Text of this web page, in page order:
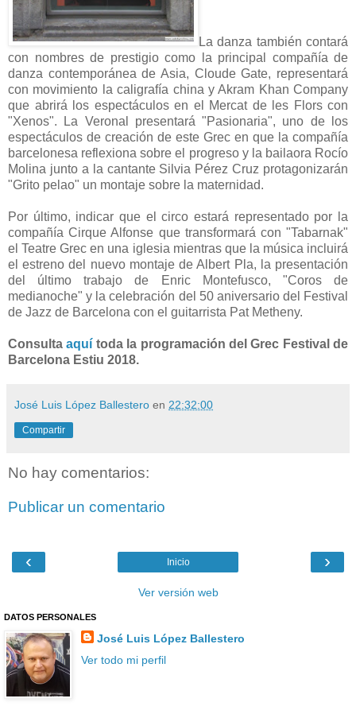
La danza también contará
con nombres de prestigio como la principal compañía de
danza contemporánea de Asia, Cloude Gate, representará
con movimiento la caligrafía china y Akram Khan Company
que abrirá los espectáculos en el Mercat de les Flors con
"Xenos". La Veronal presentará "Pasionaria", uno de los
espectáculos de creación de este Grec en que la compañía
barcelonesa reflexiona sobre el progreso y la bailaora Rocío
Molina junto a la cantante Silvia Pérez Cruz protagonizarán
"Grito pelao" un montaje sobre la maternidad.
Por último, indicar que el circo estará representado por la
compañía Cirque Alfonse que transformará con "Tabarnak"
el Teatre Grec en una iglesia mientras que la música incluirá
el estreno del nuevo montaje de Albert Pla, la presentación
del último trabajo de Enric Montefusco, "Coros de
medianoche" y la celebración del 50 aniversario del Festival
de Jazz de Barcelona con el guitarrista Pat Metheny.
Consultaaquí toda la programación del Grec Festival de
Barcelona Estiu 2018.
José Luis López Ballestero en 22:32:00
Compartir
No hay comentarios:
Publicar un comentario
‹ ›
Inicio
Ver versión web
DATOS PERSONALES
José Luis López Ballestero
Ver todo mi perfil